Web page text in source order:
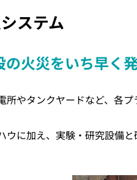
ステム
の火災をいち早く
所やタンクヤードなど、各
ウに加え、実験・研究設備